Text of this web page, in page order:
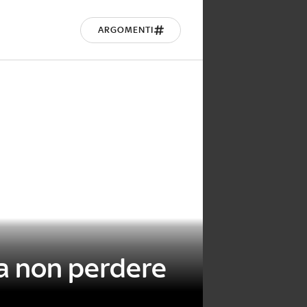
ARGOMENTI
non perdere